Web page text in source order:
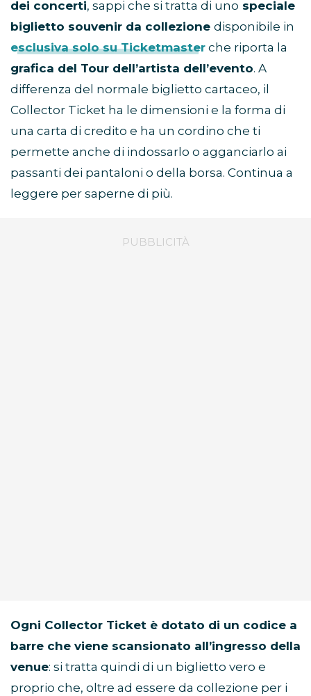
dei concerti, sappi che si tratta di uno speciale
biglietto souvenir da collezione disponibile in
esclusiva solo su Ticketmaster che riporta la
grafica del Tour dell’artista dell’evento. A
differenza del normale biglietto cartaceo, il
Collector Ticket ha le dimensioni e la forma di
una carta di credito e ha un cordino che ti
permette anche di indossarlo o agganciarlo ai
passanti dei pantaloni o della borsa. Continua a
leggere per saperne di più.
Ogni Collector Ticket è dotato di un codice a
barre che viene scansionato all’ingresso della
venue: si tratta quindi di un biglietto vero e
proprio che, oltre ad essere da collezione per i